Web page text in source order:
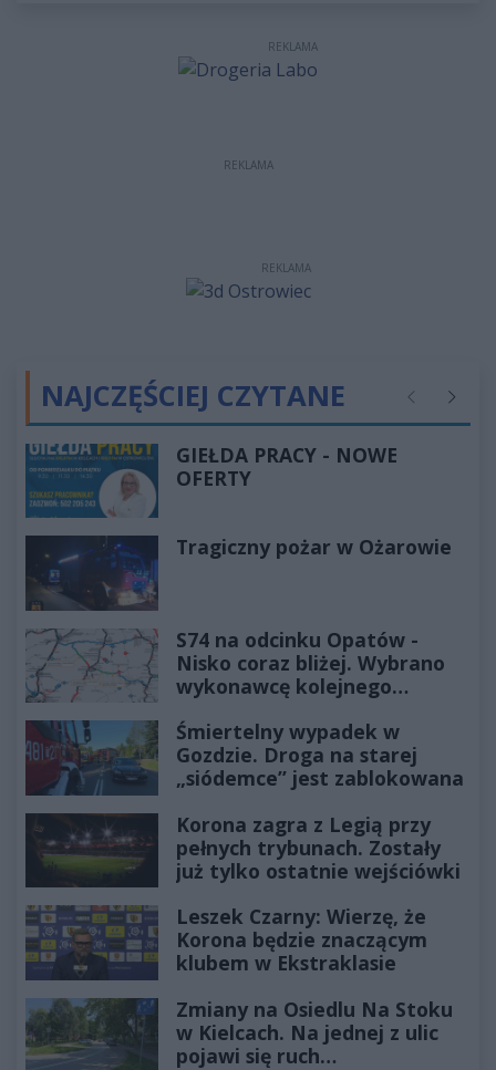
REKLAMA
REKLAMA
REKLAMA
NAJCZĘŚCIEJ CZYTANE Poprzednie
GIEŁDA PRACY - NOWE
OFERTY
Tragiczny pożar w Ożarowie
S74 na odcinku Opatów -
Nisko coraz bliżej. Wybrano
wykonawcę kolejnego
Śmiertelny wypadek w
Gozdzie. Droga na starej
„siódemce” jest zablokowana
Korona zagra z Legią przy
pełnych trybunach. Zostały
już tylko ostatnie wejściówki
Leszek Czarny: Wierzę, że
Korona będzie znaczącym
klubem w Ekstraklasie
Zmiany na Osiedlu Na Stoku
w Kielcach. Na jednej z ulic
pojawi się ruch